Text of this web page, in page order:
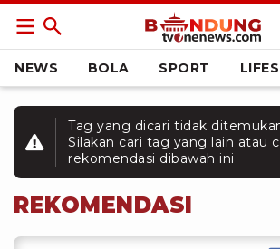
NEWS BOLA SPORT
Tag yang dicari tidak
Silakan cari tag yang lain atau
rekomendasi dibawah ini
REKOMENDASI